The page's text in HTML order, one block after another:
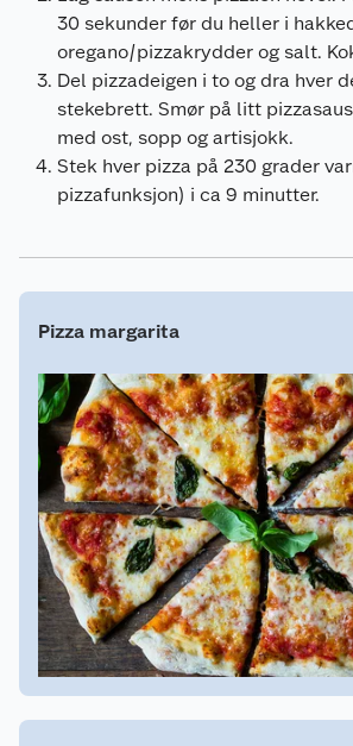
30 sekunder før du heller i
oregano/pizzakrydder og salt.
Del pizzadeigen i to og dra hver
stekebrett. Smør på litt
med ost, sopp og artisjokk.
Stek hver pizza på 230 grader
pizzafunksjon) i ca 9 minutter.
Pizza margarita